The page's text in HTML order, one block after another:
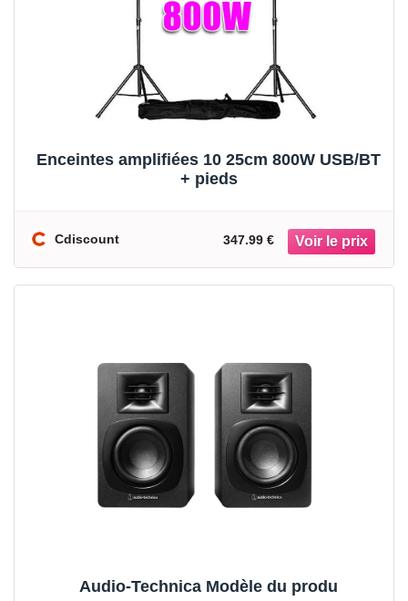
Enceintes amplifiées 10 25cm 800W USB/BT
+ pieds
Cdiscount 347.99 €
Audio-Technica Modèle du produ